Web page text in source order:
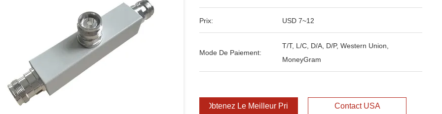
Prix: USD 7~12
Mode De Paiement:
T/T, L/C, D/A, D/P, Western Union,
MoneyGram
Obtenez Le Meilleur Prix Contact USA